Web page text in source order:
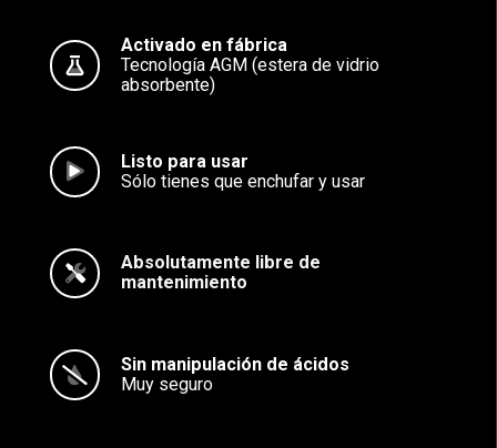
Activado en fábrica
Tecnología AGM (estera de vidrio
absorbente)
Listo para usar
Sólo tienes que enchufar y usar
Absolutamente libre de
mantenimiento
Sin manipulación de ácidos
Muy seguro